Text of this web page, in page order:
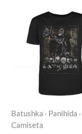
Batushka · Panihida ·
Camiseta